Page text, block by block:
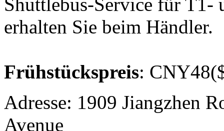
erhalten Sie beim Händler.
Frühstückspreis:
Adresse: 1909 Jiangzhen
Avenue